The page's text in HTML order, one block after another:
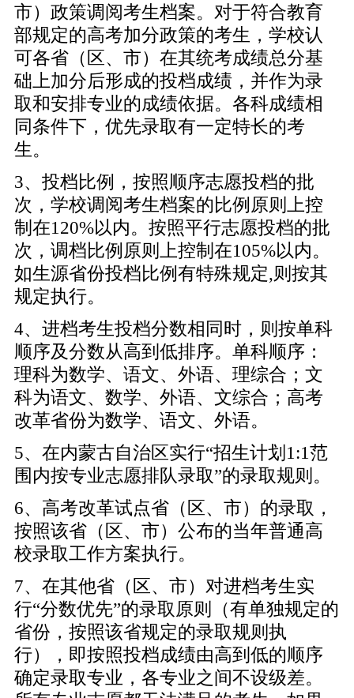
市）政策调阅考生档案。对于符合教育
部规定的高考加分政策的考生，学校认
可各省（区、市）在其统考成绩总分基
础上加分后形成的投档成绩，并作为录
取和安排专业的成绩依据。各科成绩相
同条件下，优先录取有一定特长的考
生。
3、投档比例，按照顺序志愿投档的批
次，学校调阅考生档案的比例原则上控
制在120%以内。按照平行志愿投档的批
次，调档比例原则上控制在105%以内。
如生源省份投档比例有特殊规定,则按其
规定执行。
4、进档考生投档分数相同时，则按单科
顺序及分数从高到低排序。单科顺序：
理科为数学、语文、外语、理综合；文
科为语文、数学、外语、文综合；高考
改革省份为数学、语文、外语。
5、在内蒙古自治区实行“招生计划1:1范
围内按专业志愿排队录取”的录取规则。
6、高考改革试点省（区、市）的录取，
按照该省（区、市）公布的当年普通高
校录取工作方案执行。
7、在其他省（区、市）对进档考生实
行“分数优先”的录取原则（有单独规定的
省份，按照该省规定的录取规则执
行），即按照投档成绩由高到低的顺序
确定录取专业，各专业之间不设级差。